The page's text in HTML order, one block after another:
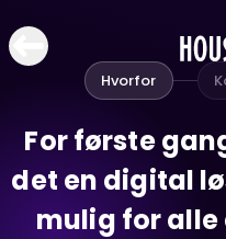
Hvorfor
For første
det en digital
mulig for alle